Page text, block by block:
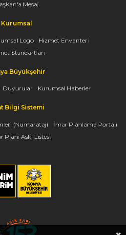
Mesaj
Kurumsal
Logo
Hizmet Envanteri
Standartları
Büyükşehir
Duyurular Kurumsal Haberler
Bilgi Sistemi
(Numarataj)
İmar Planlama Portalı
Planı Askı Listesi